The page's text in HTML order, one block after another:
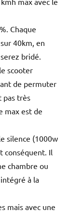
Chaque
40km, en
bridé.
scooter
de permuter
pas très
max est de
silence (1000w
conséquent. Il
chambre ou
à la
mais avec une